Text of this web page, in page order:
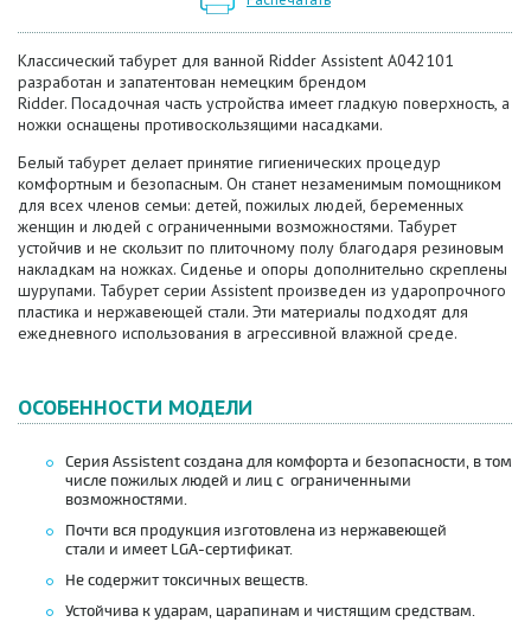
Классический табурет для ванной Ridder Assistent А042101
разработан и запатентован немецким брендом
Ridder. Посадочная часть устройства имеет гладкую поверхность, а
ножки оснащены противоскользящими насадками.
Белый табурет делает принятие гигиенических процедур
комфортным и безопасным. Он станет незаменимым помощником
для всех членов семьи: детей, пожилых людей, беременных
женщин и людей с ограниченными возможностями. Табурет
устойчив и не скользит по плиточному полу благодаря резиновым
накладкам на ножках. Сиденье и опоры дополнительно скреплены
шурупами. Табурет серии Assistent произведен из ударопрочного
пластика и нержавеющей стали. Эти материалы подходят для
ежедневного использования в агрессивной влажной среде.
ОСОБЕННОСТИ МОДЕЛИ
Серия Assistent создана для комфорта и безопасности, в том
числе пожилых людей и лиц с ограниченными
возможностями.
Почти вся продукция изготовлена из нержавеющей
стали и имеет LGA-сертификат.
Не содержит токсичных веществ.
Устойчива к ударам, царапинам и чистящим средствам.